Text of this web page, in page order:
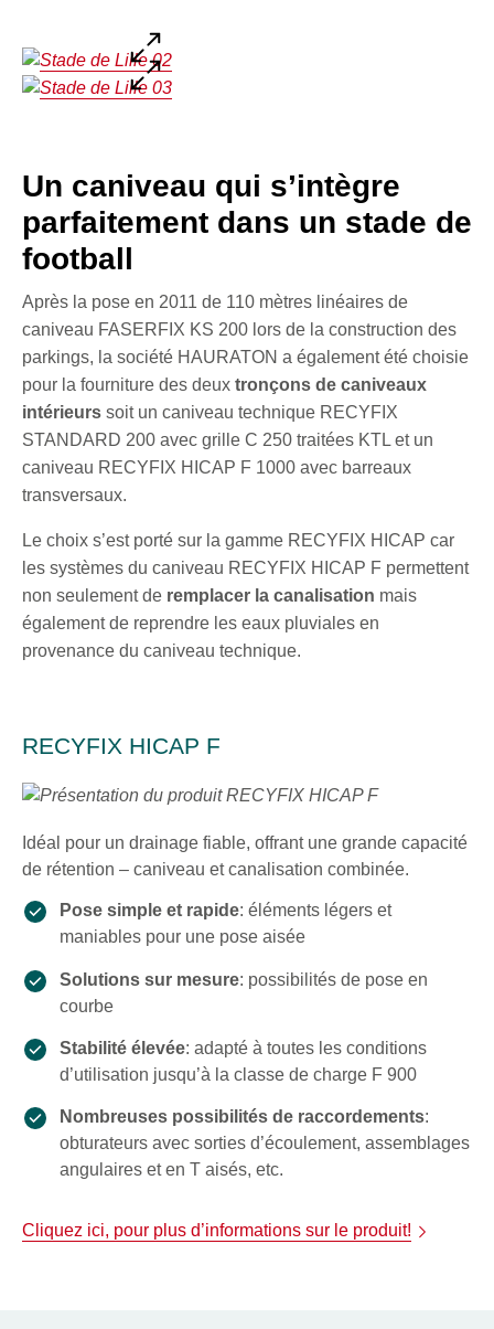
Un caniveau qui s’intègre
parfaitement dans un stade de
football
Après la pose en 2011 de 110 mètres linéaires de
caniveau FASERFIX KS 200 lors de la construction des
parkings, la société HAURATON a également été choisie
pour la fourniture des deux tronçons de caniveaux
intérieurs soit un caniveau technique RECYFIX
STANDARD 200 avec grille C 250 traitées KTL et un
caniveau RECYFIX HICAP F 1000 avec barreaux
transversaux.
Le choix s’est porté sur la gamme RECYFIX HICAP car
les systèmes du caniveau RECYFIX HICAP F permettent
non seulement de remplacer la canalisation mais
également de reprendre les eaux pluviales en
provenance du caniveau technique.
RECYFIX HICAP F
Idéal pour un drainage fiable, offrant une grande capacité
de rétention – caniveau et canalisation combinée.
Pose simple et rapide: éléments légers et
maniables pour une pose aisée
Solutions sur mesure: possibilités de pose en
courbe
Stabilité élevée: adapté à toutes les conditions
d’utilisation jusqu’à la classe de charge F 900
Nombreuses possibilités de raccordements:
obturateurs avec sorties d’écoulement, assemblages
angulaires et en T aisés, etc.
Cliquez ici, pour plus d’informations sur le produit!